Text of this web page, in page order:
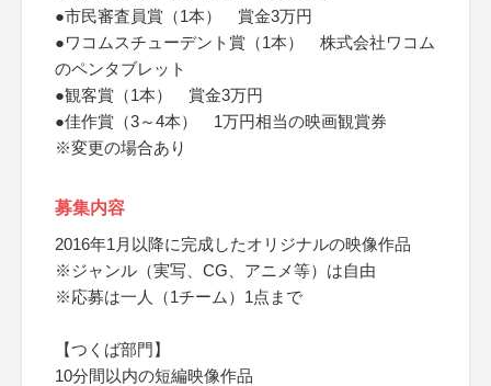
●市民審査員賞（1本） 賞金3万円
●ワコムスチューデント賞（1本） 株式会社ワコム
のペンタブレット
●観客賞（1本） 賞金3万円
●佳作賞（3～4本） 1万円相当の映画観賞券
※変更の場合あり
募集内容
2016年1月以降に完成したオリジナルの映像作品
※ジャンル（実写、CG、アニメ等）は自由
※応募は一人（1チーム）1点まで
【つくば部門】
10分間以内の短編映像作品